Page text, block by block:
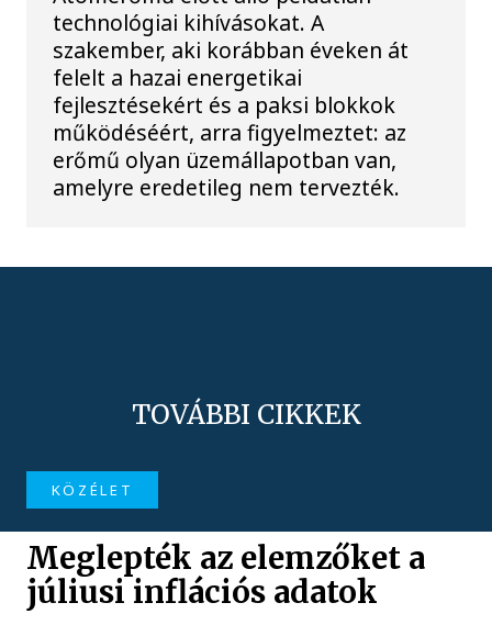
technológiai kihívásokat. A
szakember, aki korábban éveken át
felelt a hazai energetikai
fejlesztésekért és a paksi blokkok
működéséért, arra figyelmeztet: az
erőmű olyan üzemállapotban van,
amelyre eredetileg nem tervezték.
TOVÁBBI CIKKEK
KÖZÉLET
Meglepték az elemzőket a
júliusi inflációs adatok